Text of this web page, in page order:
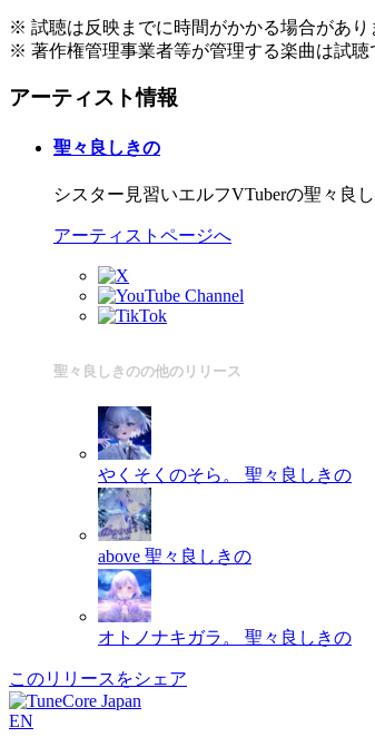
※ 試聴は反映までに時間がかかる場合があり
※ 著作権管理事業者等が管理する楽曲は試聴
アーティスト情報
聖々良しきの
シスター見習いエルフVTuberの聖々良
アーティストページへ
聖々良しきのの他のリリース
やくそくのそら。 聖々良しきの
above 聖々良しきの
オトノナキガラ。 聖々良しきの
このリリースをシェア
EN